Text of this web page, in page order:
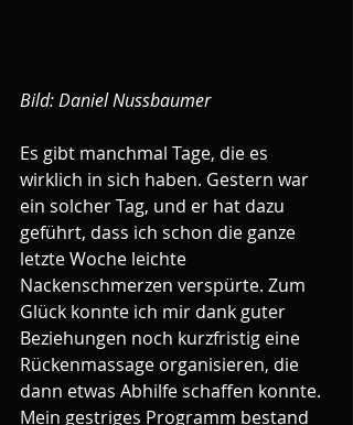
Bild: Daniel Nussbaumer
Es gibt manchmal Tage, die es
wirklich in sich haben. Gestern war
ein solcher Tag, und er hat dazu
geführt, dass ich schon die ganze
letzte Woche leichte
Nackenschmerzen verspürte. Zum
Glück konnte ich mir dank guter
Beziehungen noch kurzfristig eine
Rückenmassage organisieren, die
dann etwas Abhilfe schaffen konnte.
Mein gestriges Programm bestand